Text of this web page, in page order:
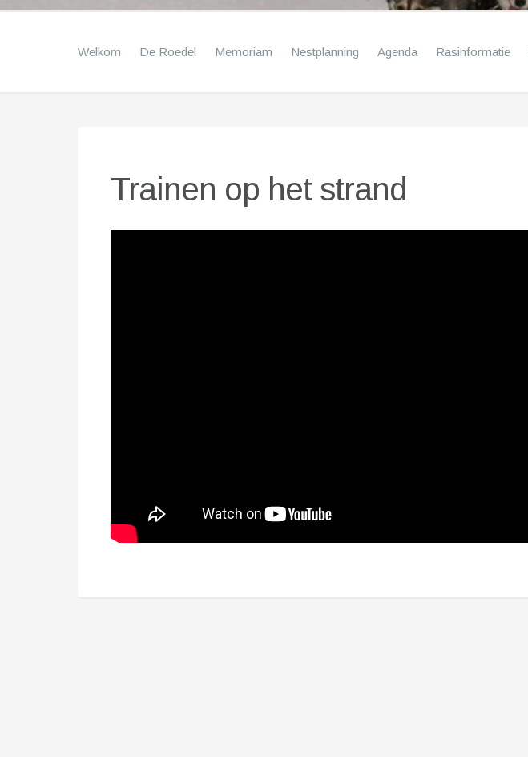
Welkom De Roedel Memoriam Nestplanning Agenda Rasinformatie
Trainen op het strand